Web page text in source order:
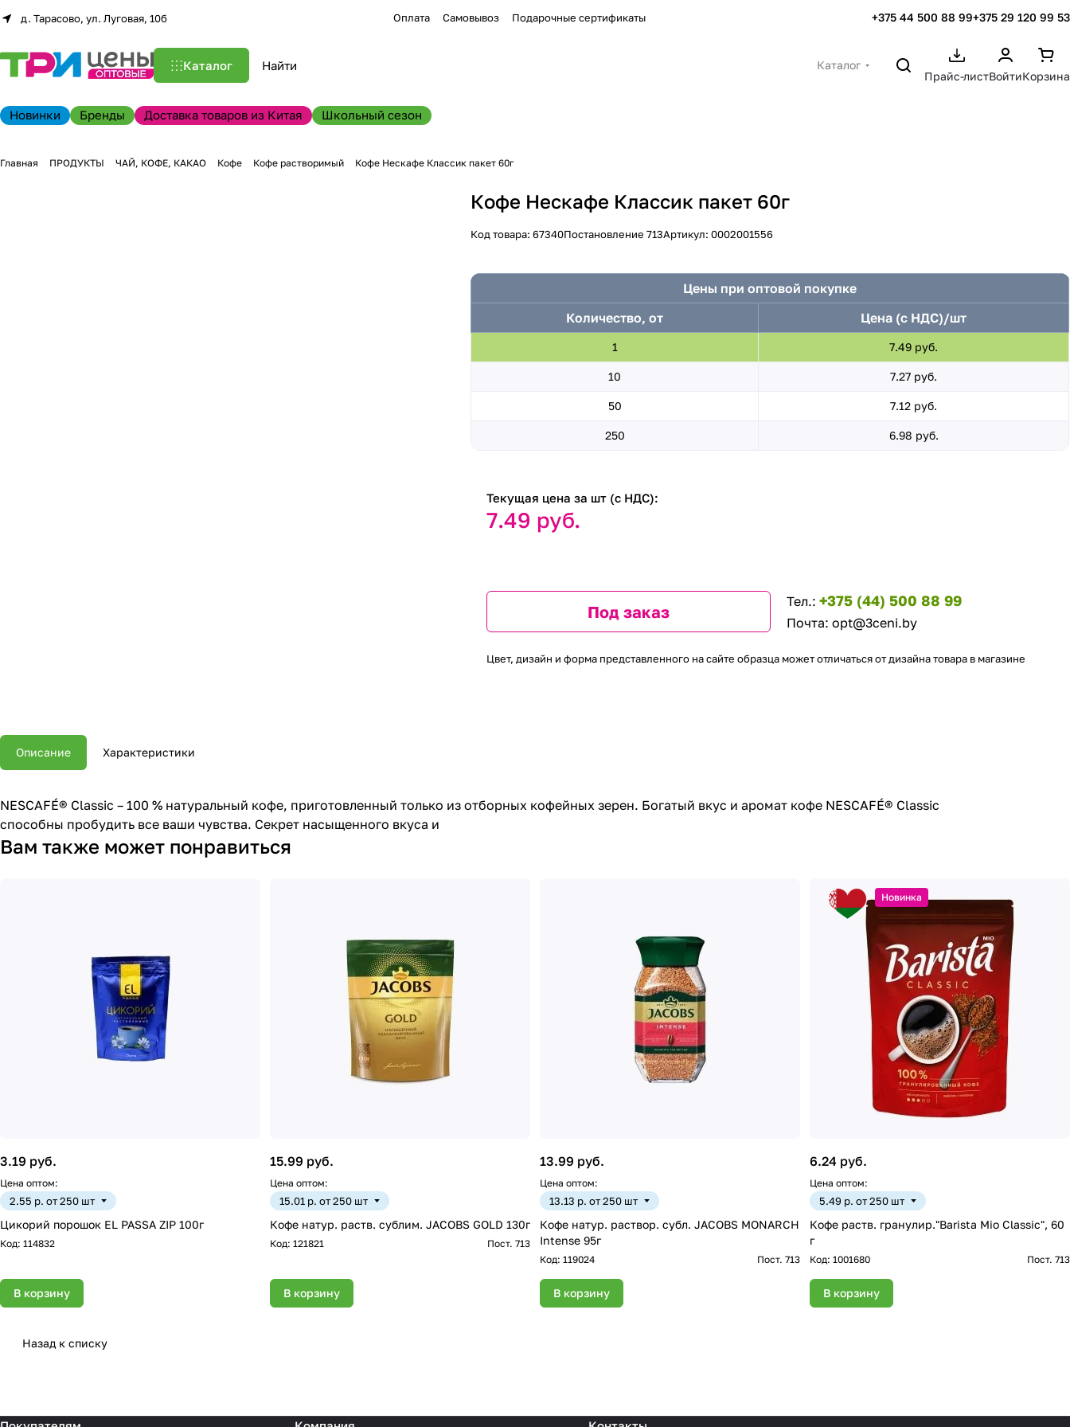
д. Тарасово, ул. Луговая, 10б Оплата Самовывоз Подарочные сертификаты +375 44 500 88 99+375 29 120 99 53
Каталог
Каталог
Прайс-листВойтиКорзина
Новинки Бренды Доставка товаров из Китая Школьный сезон
Главная ПРОДУКТЫ ЧАЙ, КОФЕ, КАКАО Кофе Кофе растворимый Кофе Нескафе Классик пакет 60г
Кофе Нескафе Классик пакет 60г
Код товара:67340Постановление 713Артикул:0002001556
Цены при оптовой покупке
Количество, от
Цена (с НДС)/шт
1 7.49 руб.
10 7.27 руб.
50 7.12 руб.
250 6.98 руб.
Текущая цена за шт (с НДС):
7.49 руб.
Под заказ
Тел.: +375 (44) 500 88 99
Почта: opt@3ceni.by
Цвет, дизайн и форма представленного на сайте образца может отличаться от дизайна товара в магазине
Описание Характеристики
NESCAFÉ® Classic – 100 % натуральный кофе, приготовленный только из отборных кофейных зерен. Богатый вкус и аромат кофе NESCAFÉ® Classic
способны пробудить все ваши чувства. Секрет насыщенного вкуса и
Вам также может понравиться
3.19 руб.
Цена оптом:
2.55 р. от 250 шт
Цикорий порошок EL PASSA ZIP 100г
Код: 114832
В корзину
15.99 руб.
Цена оптом:
15.01 р. от 250 шт
Кофе натур. раств. сублим. JACOBS GOLD 130г
Код: 121821 Пост. 713
В корзину
13.99 руб.
Цена оптом:
13.13 р. от 250 шт
Кофе натур. раствор. субл. JACOBS MONARCH
Intense 95г
Код: 119024 Пост. 713
В корзину
Новинка
6.24 руб.
Цена оптом:
5.49 р. от 250 шт
Кофе раств. гранулир."Barista Mio Classic", 60
г
Код: 1001680 Пост. 713
В корзину
Назад к списку